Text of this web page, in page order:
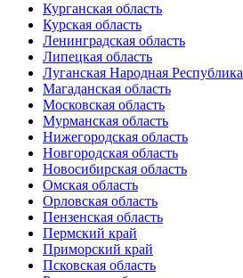
Курганская область
Курская область
Ленинградская область
Липецкая область
Луганская Народная Республика
Магаданская область
Московская область
Мурманская область
Нижегородская область
Новгородская область
Новосибирская область
Омская область
Орловская область
Пензенская область
Пермский край
Приморский край
Псковская область